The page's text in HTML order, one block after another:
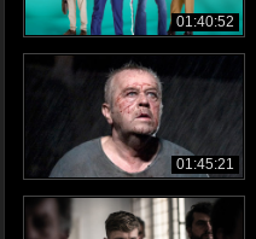
01:40:52
01:45:21